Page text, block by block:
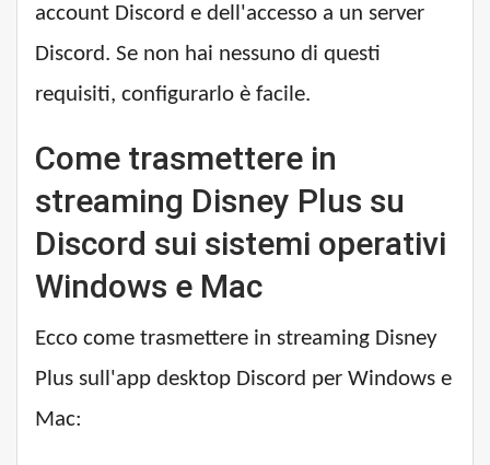
account Discord e dell'accesso a un server
Discord. Se non hai nessuno di questi
requisiti, configurarlo è facile.
Come trasmettere in
streaming Disney Plus su
Discord sui sistemi operativi
Windows e Mac
Ecco come trasmettere in streaming Disney
Plus sull'app desktop Discord per Windows e
Mac: